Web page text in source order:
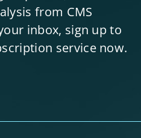
from CMS
inbox, sign up to
service now.